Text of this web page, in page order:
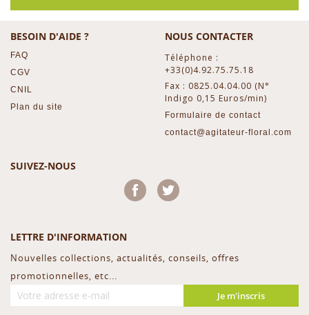
BESOIN D'AIDE ?
FAQ
CGV
CNIL
Plan du site
NOUS CONTACTER
Téléphone :
+33(0)4.92.75.75.18
Fax : 0825.04.04.00 (N°
Indigo 0,15 Euros/min)
Formulaire de contact
contact@agitateur-floral.com
SUIVEZ-NOUS
Facebook
LETTRE D'INFORMATION
Nouvelles collections, actualités, conseils, offres
promotionnelles, etc...
Je m'inscris